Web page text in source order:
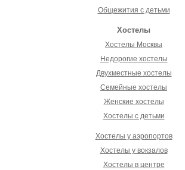
Общежития с детьми
Хостелы
Хостелы Москвы
Недорогие хостелы
Двухместные хостелы
Семейные хостелы
Женские хостелы
Хостелы с детьми
Хостелы у аэропортов
Хостелы у вокзалов
Хостелы в центре